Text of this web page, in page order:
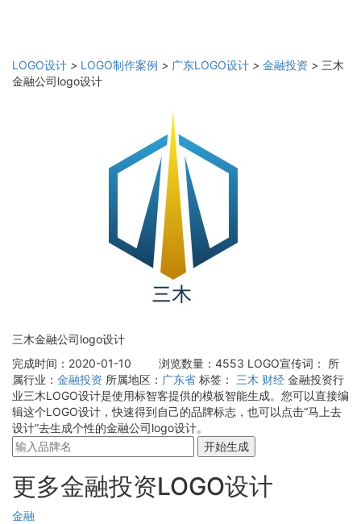
LOGO设计 > LOGO制作案例 > 广东LOGO设计 > 金融投资 > 三木
金融公司logo设计
三木金融公司logo设计
完成时间：2020-01-10
浏览数量：4553 LOGO宣传词：
所
属行业： 金融投资 所属地区： 广东省 标签： 三木 财经 金融投资行
业三木LOGO设计是使用标智客提供的模板智能生成。您可以直接编
辑这个LOGO设计，快速得到自己的品牌标志，也可以点击“马上去
设计”去生成个性的金融公司logo设计。
开始生成
更多金融投资LOGO设计
金融